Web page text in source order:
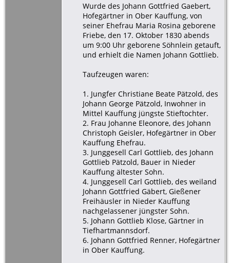
Wurde des Johann Gottfried Gaebert,
Hofegärtner in Ober Kauffung, von
seiner Ehefrau Maria Rosina geborene
Friebe, den 17. Oktober 1830 abends
um 9:00 Uhr geborene Söhnlein getauft,
und erhielt die Namen Johann Gottlieb.
Taufzeugen waren:
1. Jungfer Christiane Beate Pätzold, des
Johann George Pätzold, Inwohner in
Mittel Kauffung jüngste Stieftochter.
2. Frau Johanne Eleonore, des Johann
Christoph Geisler, Hofegärtner in Ober
Kauffung Ehefrau.
3. Junggesell Carl Gottlieb, des Johann
Gottlieb Pätzold, Bauer in Nieder
Kauffung ältester Sohn.
4. Junggesell Carl Gottlieb, des weiland
Johann Gottfried Gäbert, Gießener
Freihäusler in Nieder Kauffung
nachgelassener jüngster Sohn.
5. Johann Gottlieb Klose, Gärtner in
Tiefhartmannsdorf.
6. Johann Gottfried Renner, Hofegärtner
in Ober Kauffung.